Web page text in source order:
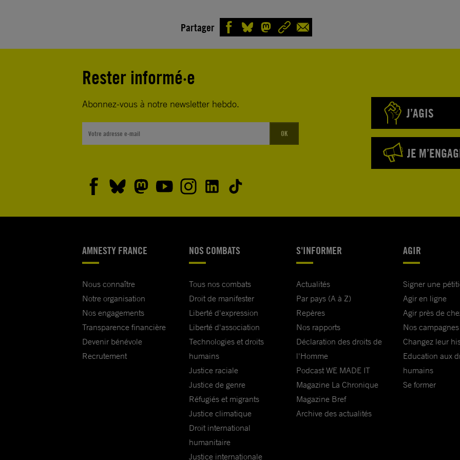
Partager
Rester informé·e
Abonnez-vous à notre newsletter hebdo.
OK
J’AGIS
JE
AMNESTY FRANCE
Nous connaître
Notre organisation
Nos engagements
Transparence financière
Devenir bénévole
Recrutement
NOS COMBATS
Tous nos combats
Droit de manifester
Liberté d'expression
Liberté d'association
Technologies et droits
humains
Justice raciale
Justice de genre
Réfugiés et migrants
Justice climatique
Droit international
humanitaire
Justice internationale
S'INFORMER
Actualités
Par pays (A à Z)
Repères
Nos rapports
Déclaration des droits de
l'Homme
Podcast WE MADE IT
Magazine La Chronique
Magazine Bref
Archive des actualités
AGIR
Signer une
Agir en ligne
Agir près de
Nos campagnes
Changez leur
Education aux
humains
Se former